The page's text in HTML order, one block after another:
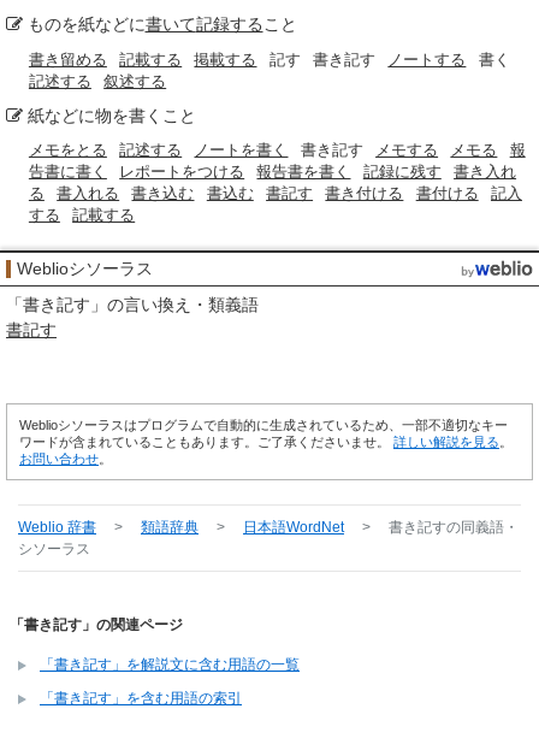
ものを紙などに書いて記録する こと
書き留める 記載する 掲載する 記す 書き記す ノートする
書く
記述する
叙述する
紙などに物を書くこと
メモをとる 記述する ノートを書く 書き記す メモする メモる
報
告書に書く
レポートをつける 報告書を書く 記録に残す
書き入れ
る
書入れる 書き込む 書込む 書記す 書き付ける 書付ける
記入
する
記載する
Weblioシソーラス
「書き記す 」の言い換え・類義語
書記す
Weblioシソーラスはプログラムで自動的に生成されているため、一部不適切なキー
ワードが含まれていることもあります。ご了承くださいませ。 詳しい解説を見る
お問い合わせ
Weblio 辞書 > 類語辞典 > 日本語WordNet > 書き記すの同義語・
シソーラス
「書き記す」の関連ページ
「書き記す」を解説文に含む用語の一覧
「書き記す」を含む用語の索引